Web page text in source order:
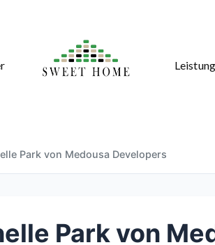
Park von Medousa Developers
Park von